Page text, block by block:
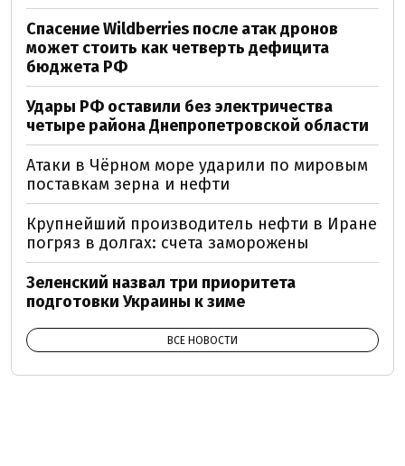
Спасение Wildberries после атак дронов
может стоить как четверть дефицита
бюджета РФ
Удары РФ оставили без электричества
четыре района Днепропетровской области
Атаки в Чёрном море ударили по мировым
поставкам зерна и нефти
Крупнейший производитель нефти в Иране
погряз в долгах: счета заморожены
Зеленский назвал три приоритета
подготовки Украины к зиме
ВСЕ НОВОСТИ